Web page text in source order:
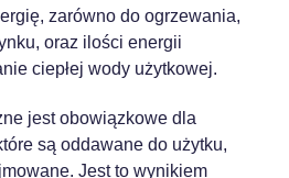
zarówno do ogrzewania,
oraz ilości energii
ciepłej wody użytkowej.
jest obowiązkowe dla
są oddawane do użytku,
Jest to wynikiem